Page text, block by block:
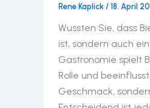
Rene Kaplick / 18. April
Wussten Sie, dass
ist, sondern auch
Gastronomie spielt
Rolle und
Geschmack,